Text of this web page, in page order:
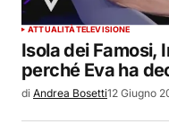
ATTUALITÀTELEVISIONE
Isola dei Famosi,
perché Eva ha
di Andrea Bosetti12 Giugno